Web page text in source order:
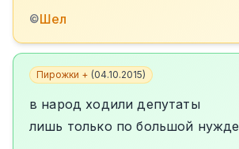
©Шел
Пирожки + (04.10.2015)
в народ ходили депутаты
лишь только по большой нужде